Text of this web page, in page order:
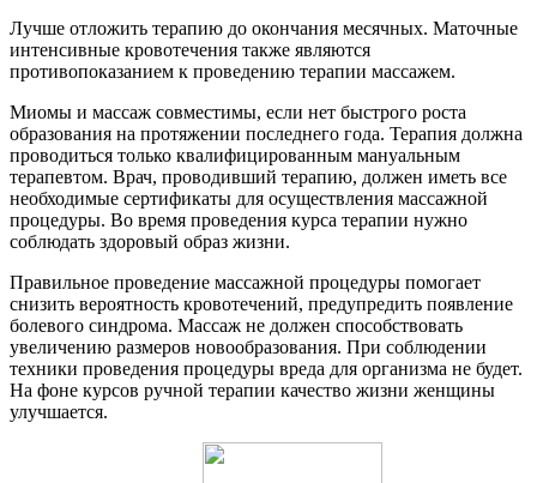
Лучше отложить терапию до окончания месячных. Маточные
интенсивные кровотечения также являются
противопоказанием к проведению терапии массажем.
Миомы и массаж совместимы, если нет быстрого роста
образования на протяжении последнего года. Терапия должна
проводиться только квалифицированным мануальным
терапевтом. Врач, проводивший терапию, должен иметь все
необходимые сертификаты для осуществления массажной
процедуры. Во время проведения курса терапии нужно
соблюдать здоровый образ жизни.
Правильное проведение массажной процедуры помогает
снизить вероятность кровотечений, предупредить появление
болевого синдрома. Массаж не должен способствовать
увеличению размеров новообразования. При соблюдении
техники проведения процедуры вреда для организма не будет.
На фоне курсов ручной терапии качество жизни женщины
улучшается.